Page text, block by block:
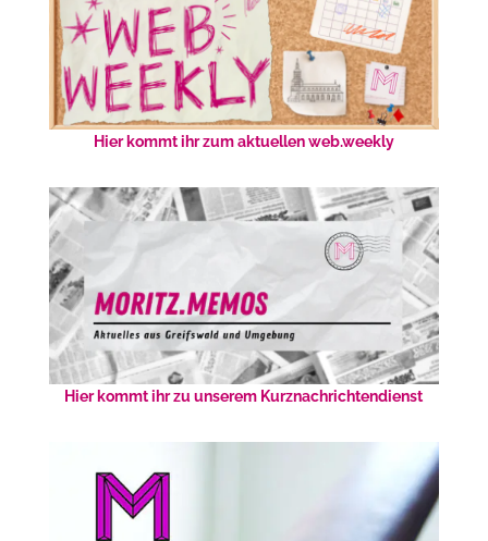
Hier kommt ihr zum aktuellen web.weekly
Hier kommt ihr zu unserem Kurznachrichtendienst